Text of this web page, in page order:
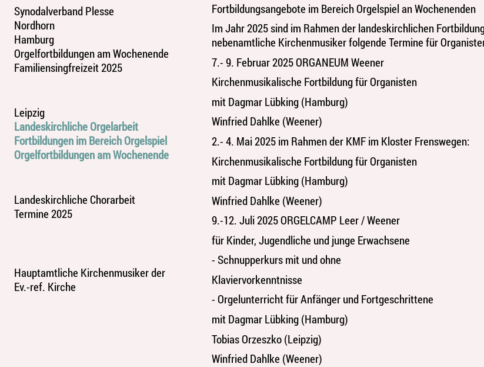
Synodalverband Plesse
Nordhorn
Hamburg
Orgelfortbildungen am Wochenende
Familiensingfreizeit 2025
Leipzig
Landeskirchliche Orgelarbeit
Fortbildungen im Bereich Orgelspiel
Orgelfortbildungen am Wochenende
Landeskirchliche Chorarbeit
Termine 2025
Hauptamtliche Kirchenmusiker der
Ev.-ref. Kirche
Fortbildungsangebote im Bereich Orgelspiel an Wochenenden
Im Jahr 2025 sind im Rahmen der landeskirchlichen
nebenamtliche Kirchenmusiker folgende Termine für
7.- 9. Februar 2025 ORGANEUM Weener
Kirchenmusikalische Fortbildung für Organisten
mit Dagmar Lübking (Hamburg)
Winfried Dahlke (Weener)
2.- 4. Mai 2025 im Rahmen der KMF im Kloster Frenswegen:
Kirchenmusikalische Fortbildung für Organisten
mit Dagmar Lübking (Hamburg)
Winfried Dahlke (Weener)
9.-12. Juli 2025 ORGELCAMP Leer / Weener
für Kinder, Jugendliche und junge Erwachsene
- Schnupperkurs mit und ohne
Klaviervorkenntnisse
- Orgelunterricht für Anfänger und Fortgeschrittene
mit Dagmar Lübking (Hamburg)
Tobias Orzeszko (Leipzig)
Winfried Dahlke (Weener)